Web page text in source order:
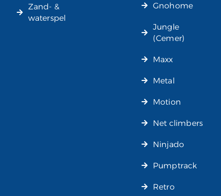
Zand- &
waterspel
Gnohome
Jungle
(Cemer)
Maxx
Metal
Motion
Net climbers
Ninjado
Pumptrack
Retro